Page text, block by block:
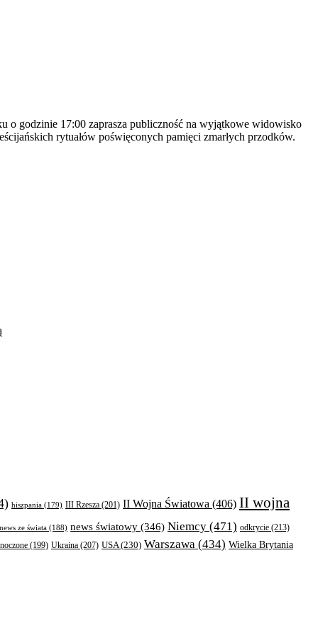
o godzinie 17:00 zaprasza publiczność na wyjątkowe widowisko
rytuałów poświęconych pamięci zmarłych przodków.
hiszpania (179) III Rzesza (201) II Wojna Światowa (406) II wojna
news ze świata (188) news światowy (346) Niemcy (471) odkrycie (213)
(199) Ukraina (207) USA(230) Warszawa (434) Wielka Brytania